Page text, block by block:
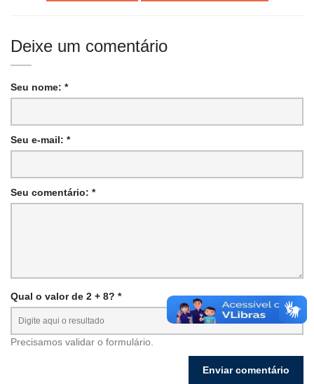
Deixe um comentário
Seu nome: *
Seu e-mail: *
Seu comentário: *
Qual o valor de 2 + 8? *
Precisamos validar o formulário.